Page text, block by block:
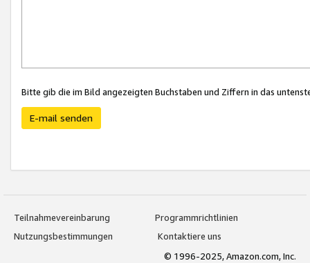
Bitte gib die im Bild angezeigten Buchstaben und Ziffern in das
E-mail senden
Teilnahmevereinbarung
Programmrichtlinien
Nutzungsbestimmungen
Kontaktiere uns
© 1996-2025, Amazon.com, Inc.